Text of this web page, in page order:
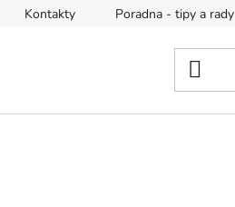
Kontakty Poradna - tipy a rady